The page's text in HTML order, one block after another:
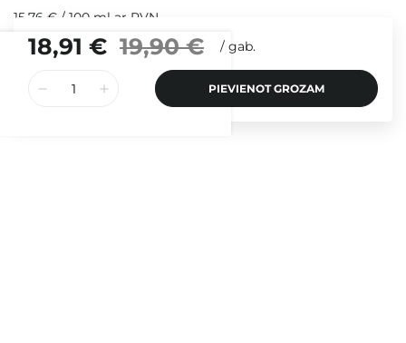
18,91 € 19,90 € / gab.
PIEVIENOT GROZAM
15,76 € / 100 ml ar PVN
Produkta ID: 19539